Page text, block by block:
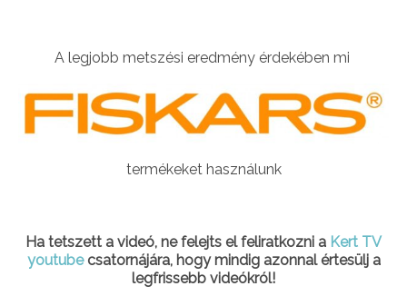
A legjobb metszési eredmény érdekében mi
termékeket használunk
Ha tetszett a videó, ne felejts el feliratkozni a Kert TV
youtubecsatornájára, hogy mindig azonnal értesülj a
legfrissebb videókról!